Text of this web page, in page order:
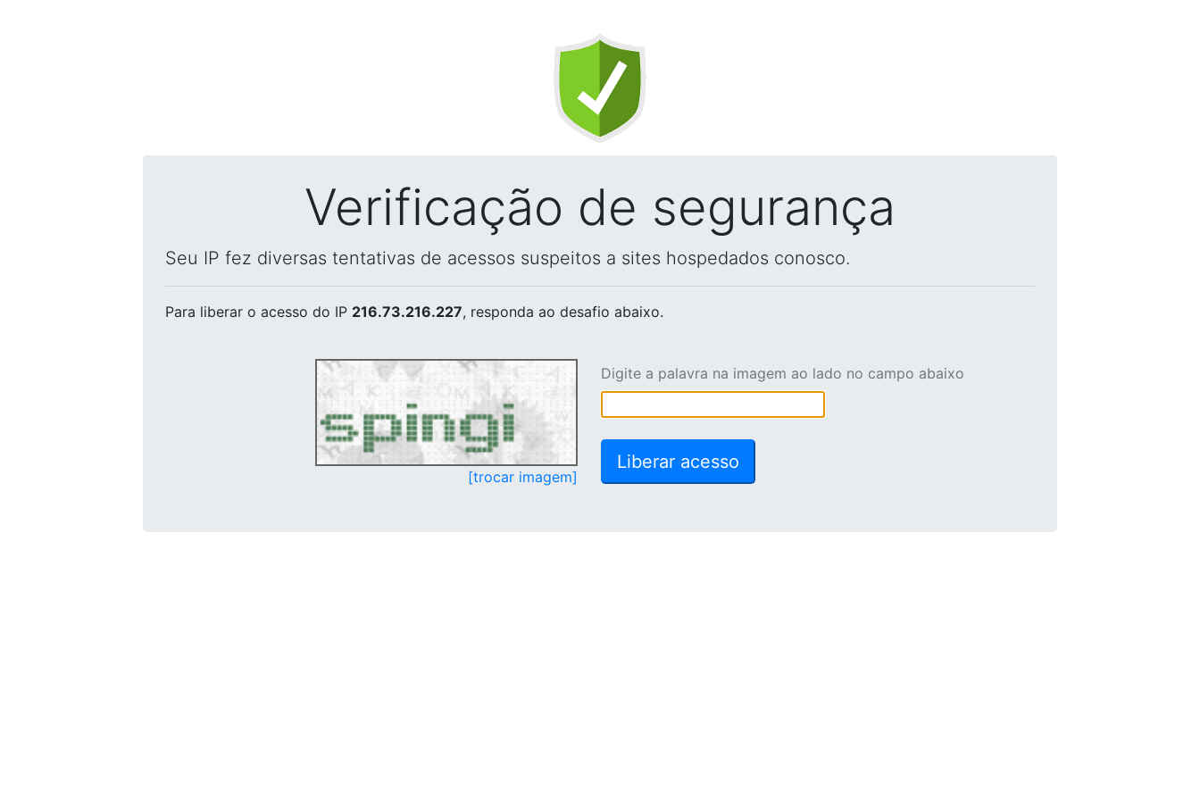
Verificação de segurança
Seu IP fez diversas tentativas de acessos suspeitos a sites hospedados conosco.
Para liberar o acesso do IP 216.73.216.227, responda ao desafio abaixo.
[trocar imagem]
Digite a palavra na imagem ao lado no campo abaixo